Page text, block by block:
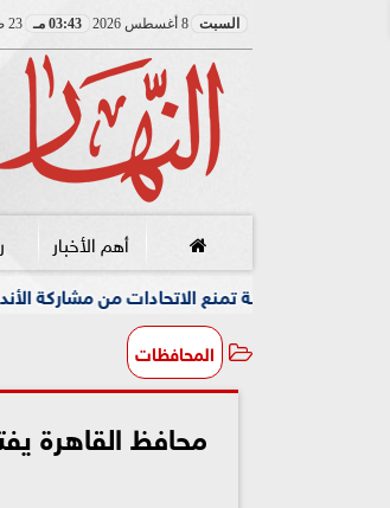
السبت 8 أغسطس 2026 03:43 مـ 23 صفر 1448
أهم الأخبار
الاتحادات من مشاركة الأندية والشركات دون
المحافظات
محافظ القاهرة